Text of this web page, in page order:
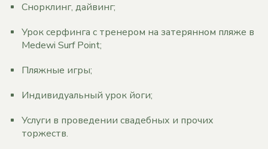
Снорклинг, дайвинг;
Урок серфинга с тренером на затерянном пляже в
Medewi Surf Point;
Пляжные игры;
Индивидуальный урок йоги;
Услуги в проведении свадебных и прочих
торжеств.